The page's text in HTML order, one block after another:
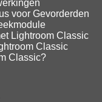
voor Gevorderden
Lightroom Classic
Classic
Classic?